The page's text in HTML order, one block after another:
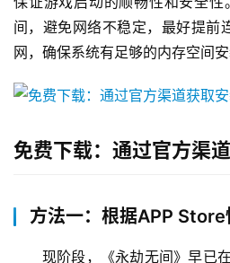
间，避免网络不稳定，最好提前
网，确保系统有足够的内存空间安
免费下载：通过官方渠
方法一：根据APP Store
现阶段，《永劫无间》早已